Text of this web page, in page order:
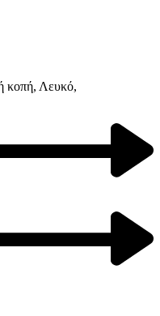
κοπή, Λευκό,